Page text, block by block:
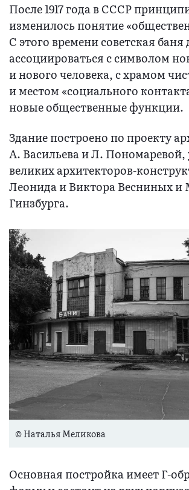
После 1917 года в СССР
изменилось понятие
С этого времени советская
ассоциироваться с символом
и нового человека, с храмом
и местом «социального
новые общественные функции.
Здание построено по проекту
А. Васильева и Л. Пономаревой,
великих архитекторов-
Леонида и Виктора Весниных и
Гинзбурга.
© Наталья Меликова
Основная постройка имеет Г-